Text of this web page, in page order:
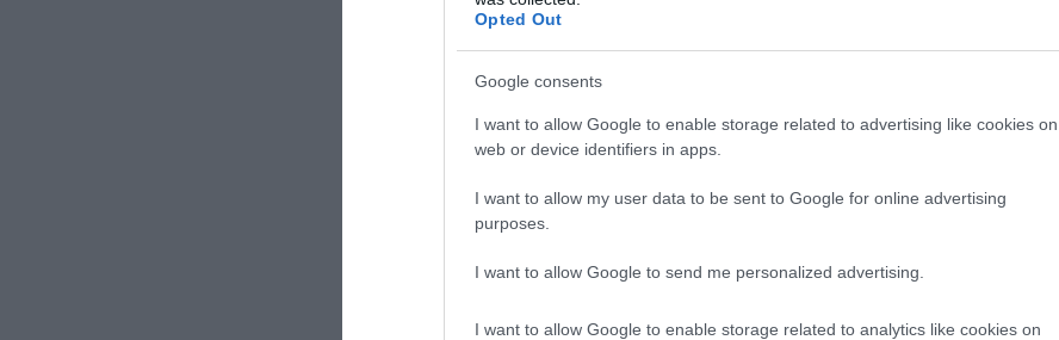
Opted Out
Google consents
I want to allow Google to enable storage related to advertising like cookies on
web or device identifiers in apps.
I want to allow my user data to be sent to Google for online advertising
purposes.
I want to allow Google to send me personalized advertising.
I want to allow Google to enable storage related to analytics like cookies on